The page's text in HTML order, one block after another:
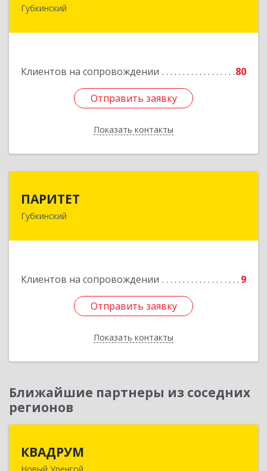
Губкинский
Клиентов на сопровождении 80
Отправить заявку
Показать контакты
629830, Ямало-Ненецкий АО, Губкинский г,
Отправить заявку
Назад
ПАРИТЕТ
Губкинский
Клиентов на сопровождении 9
Отправить заявку
Показать контакты
629830, Ямало-Ненецкий АО, Губкинский г, 9-й
Отправить заявку
Назад
Ближайшие партнеры из соседних
регионов
КВАДРУМ
Новый Уренгой